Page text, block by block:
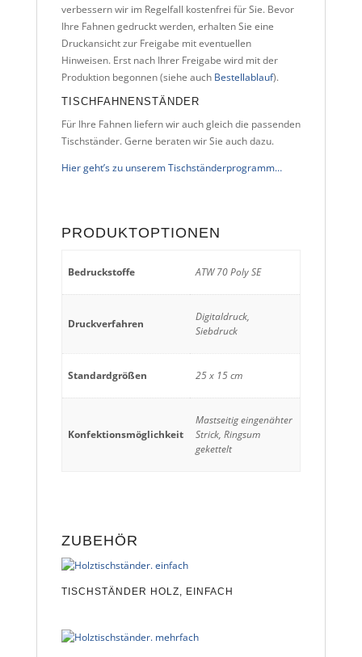
verbessern wir im Regelfall kostenfrei für Sie. Bevor
Ihre Fahnen gedruckt werden, erhalten Sie eine
Druckansicht zur Freigabe mit eventuellen
Hinweisen. Erst nach Ihrer Freigabe wird mit der
Produktion begonnen (siehe auch Bestellablauf).
TISCHFAHNENSTÄNDER
Für Ihre Fahnen liefern wir auch gleich die passenden
Tischständer. Gerne beraten wir Sie auch dazu.
Hier geht’s zu unserem Tischständerprogramm…
PRODUKTOPTIONEN
Bedruckstoffe ATW 70 Poly SE
Druckverfahren
Digitaldruck,
Siebdruck
Standardgrößen 25 x 15 cm
Konfektionsmöglichkeit
Mastseitig eingenähter
Strick, Ringsum
gekettelt
ZUBEHÖR
TISCHSTÄNDER HOLZ, EINFACH